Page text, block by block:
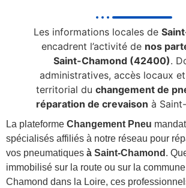
Les informations locales de
encadrent l’activité de nos
Saint-Chamond (42400).
administratives, accès locaux
territorial du changement de
réparation de crevaison à
La plateforme Changement Pneu
spécialisés affiliés à notre réseau pour
vos pneumatiques à Saint-Chamond .
immobilisé sur la route ou sur la
Chamond dans la Loire, ces